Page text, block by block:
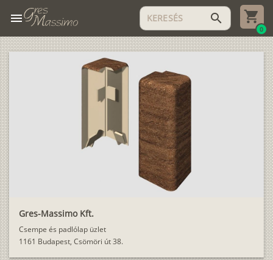
menu search
0
Gres-Massimo Kft.
Csempe és padlólap üzlet
1161 Budapest, Csömöri út 38.